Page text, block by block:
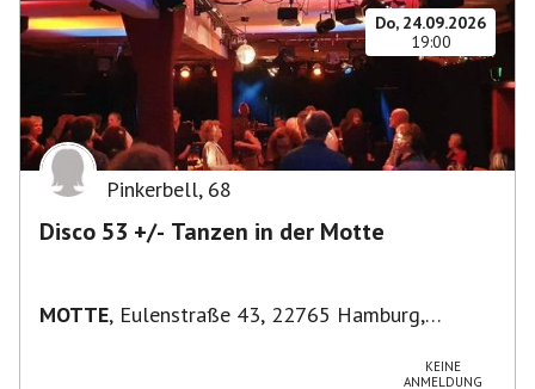
Do, 24.09.2026
19:00
Pinkerbell, 68
Disco 53 +/- Tanzen in der Motte
MOTTE, Eulenstraße 43, 22765 Hamburg,
KEINE
ANMELDUNG